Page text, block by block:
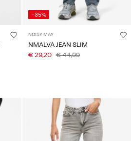
-35%
NOISY MAY
NMALVA JEAN SLIM
€ 29,20 € 44,99